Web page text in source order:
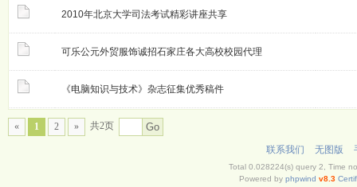
2010年北京大学司法考试精彩讲座共享
可乐公元外贸服饰诚招石家庄各大高校校园代理
《电脑知识与技术》杂志征集优秀稿件
« 1 2 » 共2页 Go
联系我们 无图版
Total 0.028224(s) query 2, Time
Powered by phpwind v8.3